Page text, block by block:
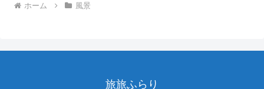
ホーム 風景
旅旅ふらり